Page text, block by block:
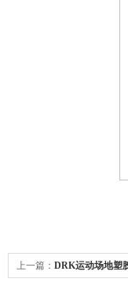
上一篇： DRK运动场地塑